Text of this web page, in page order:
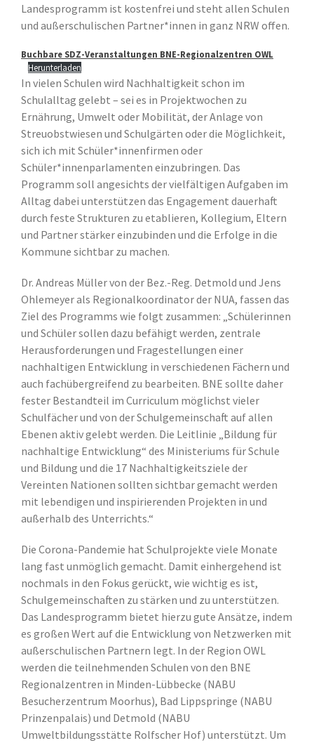
Was ist BNE?
BNE-Regionalzentrum
Pädagogisches Konzept
Kontakt
Instagram
Landesprogramm ist kostenfrei und steht allen Schulen
und außerschulischen Partner*innen in ganz NRW offen.
Buchbare SDZ-Veranstaltungen BNE-Regionalzentren OWL
Herunterladen
In vielen Schulen wird Nachhaltigkeit schon im
Schulalltag gelebt – sei es in Projektwochen zu
Ernährung, Umwelt oder Mobilität, der Anlage von
Streuobstwiesen und Schulgärten oder die Möglichkeit,
sich ich mit Schüler*innenfirmen oder
Schüler*innenparlamenten einzubringen. Das
Programm soll angesichts der vielfältigen Aufgaben im
Alltag dabei unterstützen das Engagement dauerhaft
durch feste Strukturen zu etablieren, Kollegium, Eltern
und Partner stärker einzubinden und die Erfolge in die
Kommune sichtbar zu machen.
Dr. Andreas Müller von der Bez.-Reg. Detmold und Jens
Ohlemeyer als Regionalkoordinator der NUA, fassen das
Ziel des Programms wie folgt zusammen: „Schülerinnen
und Schüler sollen dazu befähigt werden, zentrale
Herausforderungen und Fragestellungen einer
nachhaltigen Entwicklung in verschiedenen Fächern und
auch fachübergreifend zu bearbeiten. BNE sollte daher
fester Bestandteil im Curriculum möglichst vieler
Schulfächer und von der Schulgemeinschaft auf allen
Ebenen aktiv gelebt werden. Die Leitlinie „Bildung für
nachhaltige Entwicklung“ des Ministeriums für Schule
und Bildung und die 17 Nachhaltigkeitsziele der
Vereinten Nationen sollten sichtbar gemacht werden
mit lebendigen und inspirierenden Projekten in und
außerhalb des Unterrichts.“
Die Corona-Pandemie hat Schulprojekte viele Monate
lang fast unmöglich gemacht. Damit einhergehend ist
nochmals in den Fokus gerückt, wie wichtig es ist,
Schulgemeinschaften zu stärken und zu unterstützen.
Das Landesprogramm bietet hierzu gute Ansätze, indem
es großen Wert auf die Entwicklung von Netzwerken mit
außerschulischen Partnern legt. In der Region OWL
werden die teilnehmenden Schulen von den BNE
Regionalzentren in Minden-Lübbecke (NABU
Besucherzentrum Moorhus), Bad Lippspringe (NABU
Prinzenpalais) und Detmold (NABU
Umweltbildungsstätte Rolfscher Hof) unterstützt. Um